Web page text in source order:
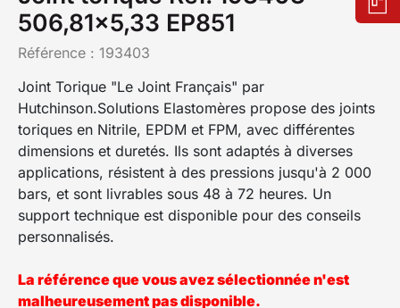
506,81x5,33 EP851
Référence : 193403
Joint Torique "Le Joint Français" par
Hutchinson.Solutions Elastomères propose des joints
toriques en Nitrile, EPDM et FPM, avec différentes
dimensions et duretés. Ils sont adaptés à diverses
applications, résistent à des pressions jusqu'à 2 000
bars, et sont livrables sous 48 à 72 heures. Un
support technique est disponible pour des conseils
personnalisés.
La référence que vous avez sélectionnée n'est
malheureusement pas disponible.